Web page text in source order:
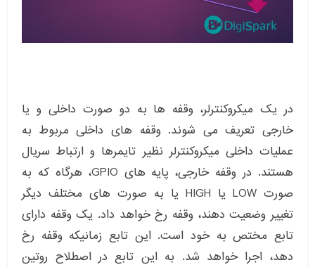
در یک میکروکنترلر، وقفه ها به دو صورت داخلی و یا
خارجی تعریف می شوند. وقفه های داخلی مربوط به
عملیات داخلی میکروکنترلر نظیر تایمرها و ارتباط سریال
هستند. در وقفه خارجی، پایه های GPIO، هرگاه که به
صورت LOW یا HIGH یا به صورت های مختلف دیگر
تغییر وضعیت دهند، وقفه رخ خواهد داد. یک وقفه دارای
تابع مختص به خود است. این تابع زمانیکه وقفه رخ
دهد، اجرا خواهد شد. به این تابع در اصطلاح روتین